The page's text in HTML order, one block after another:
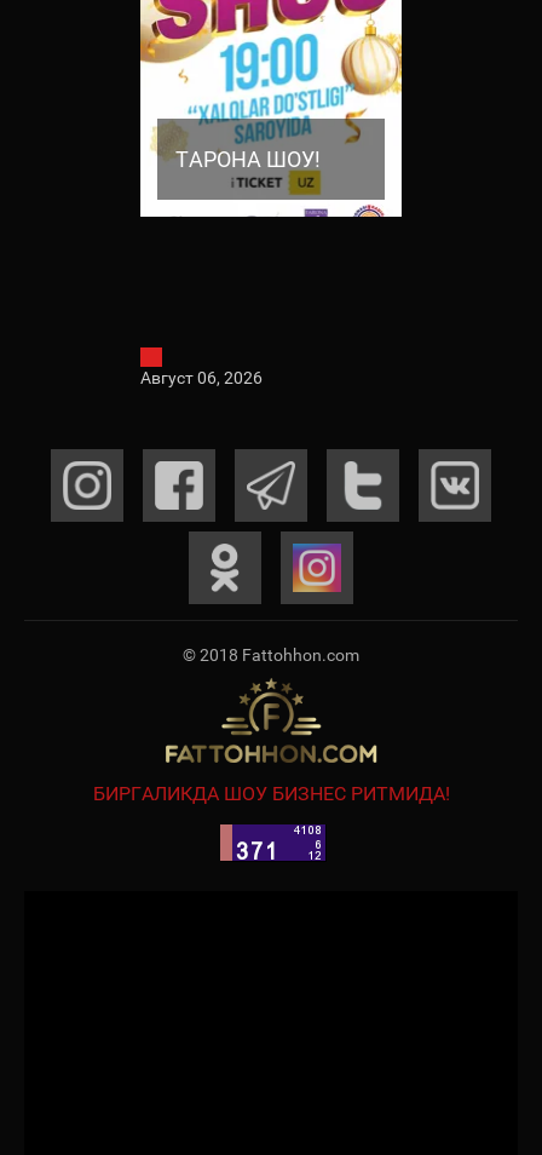
ТАРОНА ШОУ!
Август 06, 2026
© 2018 Fattohhon.com
БИРГАЛИКДА ШОУ БИЗНЕС РИТМИДА!